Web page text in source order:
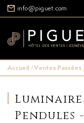
info@piguet.com
Accueil/Ventes Passées